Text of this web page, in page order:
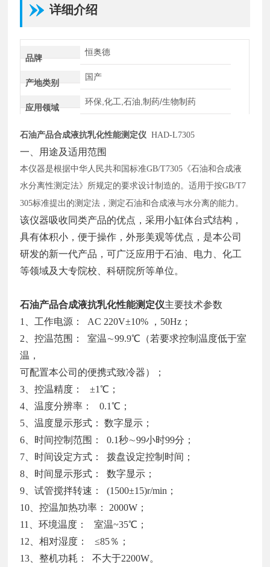
详细介绍
品牌
恒奥德
产地类别
国产
应用领域
环保,化工,石油,制药/生物制药
石油产品合成液抗乳化性能测定仪 HAD-L7305
一、用途及适用范围
本仪器是根据中华人民共和国标准GB/T7305《石油和合成液
水分离性测定法》所规定的要求设计制造的。适用于按GB/T7
305标准提出的测定法，测定石油和合成液与水分离的能力。
该仪器吸收同类产品的优点，采用小缸体台式结构，
具有体积小，便于操作，外形美观等优点，是本公司
研发的新一代产品，可广泛应用于石油、电力、化工
等领域及大专院校、科研院所等单位。
石油产品合成液抗乳化性能测定仪主要技术参数
1、工作电源： AC 220V±10% ，50Hz；
2、控温范围： 室温∼99.9℃（若要求控制温度低于室
温，
可配置本公司的便携式致冷器）；
3、控温精度： ±1℃；
4、温度分辨率： 0.1℃；
5、温度显示形式： 数字显示；
6、时间控制范围： 0.1秒∼99小时99分；
7、时间设定方式： 拨盘设定控制时间；
8、时间显示形式： 数字显示；
9、试管搅拌转速： (1500±15)r/min；
10、控温加热功率： 2000W；
11、环境温度： 室温~35℃；
12、相对湿度： ≤85％；
13、整机功耗： 不大于2200W。